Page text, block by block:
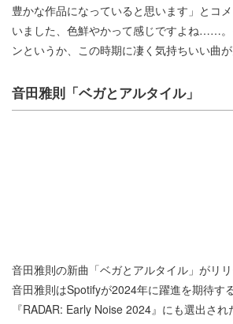
豊かな作品になっていると思います」とコ
いました、色鮮やかって感じですよね……
ンというか、この時期に凄く気持ちいい曲が
音田雅則「ベガとアルタイル」
音田雅則の新曲「ベガとアルタイル」がリリ
音田雅則はSpotifyが2024年に躍進を期待す
『RADAR: Early Noise 2024』にも選出さ